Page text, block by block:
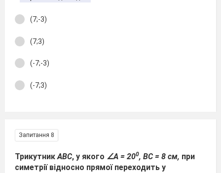
(7;-3)
(7;3)
(-7;-3)
(-7;3)
Запитання 8
ТрикутникАВС, у якого ∠А = 200, ВС = 8 см, при
симетрії відносно прямої переходить у